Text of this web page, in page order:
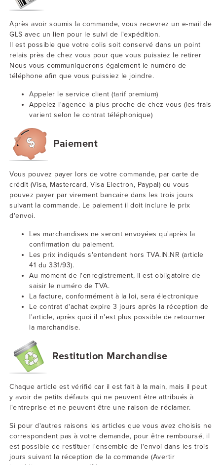
Après avoir soumis la commande, vous recevrez un e-mail de
GLS avec un lien pour le suivi de l'expédition.
Il est possible que votre colis soit conservé dans un point
relais près de chez vous pour que vous puissiez le retirer
Nous vous communiquerons également le numéro de
téléphone afin que vous puissiez le joindre.
Appeler le service client (tarif premium)
Appelez l'agence la plus proche de chez vous (les frais
varient selon le contrat téléphonique)
Paiement
Vous pouvez payer lors de votre commande, par carte de
crédit (Visa, Mastercard, Visa Electron, Paypal) ou vous
pouvez payer par virement bancaire dans les trois jours
suivant la commande. Le paiement il doit inclure le prix
d'envoi.
Les marchandises ne seront envoyées qu'après la
confirmation du paiement.
Les prix indiqués s'entendent hors TVA.IN.NR (article
41 du 331/93).
Au moment de l'enregistrement, il est obligatoire de
saisir le numéro de TVA.
La facture, conformément à la loi, sera électronique
Le contrat d'achat expire 3 jours après la réception de
l'article, après quoi il n'est plus possible de retourner
la marchandise.
Restitution Marchandise
Chaque article est vérifié car il est fait à la main, mais il peut
y avoir de petits défauts qui ne peuvent être attribués à
l'entreprise et ne peuvent être une raison de réclamer.
Si pour d'autres raisons les articles que vous avez choisis ne
correspondent pas à votre demande, pour être remboursé, il
est possible de restituer l'ensemble de l'envoi dans les trois
jours suivant la réception de la commande (Avertir